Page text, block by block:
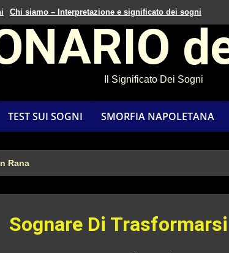
Chi siamo – Interpretazione e significato dei sogni
Il Significato Dei Sogni
TEST SUI SOGNI SMORFIA NAPOLETANA
Rana
Sognare Di